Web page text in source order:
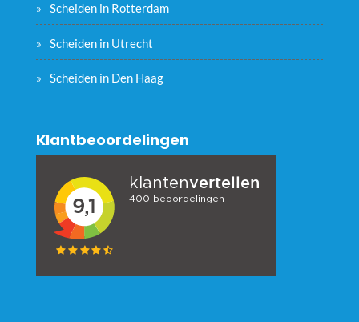
Scheiden in Rotterdam
Scheiden in Utrecht
Scheiden in Den Haag
Klantbeoordelingen